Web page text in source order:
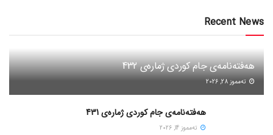
Recent News
هەفتەنامەی جام کوردی ژمارەی 432
ته‌مموز 28, 2026
هەفتەنامەی جام کوردی ژمارەی 431
ته‌مموز 14, 2026